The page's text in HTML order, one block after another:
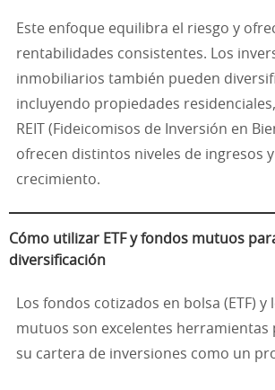
Este enfoque equilibra el riesgo y
rentabilidades consistentes. Los
inmobiliarios también pueden
incluyendo propiedades
REIT (Fideicomisos de Inversión en
ofrecen distintos niveles de ingresos
crecimiento.
Cómo utilizar ETF y fondos mutuos
diversificación
Los fondos cotizados en bolsa (ETF) y
mutuos son excelentes herramientas
su cartera de inversiones como un